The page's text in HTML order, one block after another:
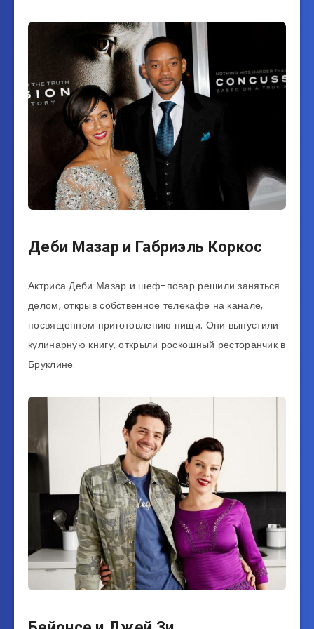
Деби Мазар и Габриэль Коркос
Актриса Деби Мазар и шеф-повар решили заняться
делом, открыв собственное телекафе на канале,
посвященном приготовлению пищи. Они выпустили
кулинарную книгу, открыли роскошный ресторанчик в
Бруклине.